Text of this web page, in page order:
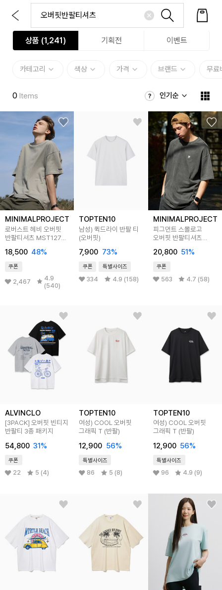
상품 (1,241 ) 기획전 이벤트
카테고리 색상 가격 브랜드 무료
0 Items 인기순
MINIMALPROJECT
로버스트 헤비 오버핏
반팔티셔츠 MST127
18,500 48%
쿠폰
2,467
4.9
(540)
TOPTEN10
남성) 퀵드라이 반팔 티
(오버핏)
7,900 73%
쿠폰 특별사이즈
334 4.9 (158)
MINIMALPROJECT
피그먼트 스몰로고
오버핏 반팔티셔츠
20,800 51%
쿠폰
563 4.7 (58)
ALVINCLO
[3PACK] 오버핏 빈티지
반팔티 3종 패키지
54,800 31%
쿠폰
22 5 (4)
TOPTEN10
여성) COOL 오버핏
그래픽 T (반팔)
12,900 56%
특별사이즈
86 5 (8)
TOPTEN10
여성) COOL 오버핏
그래픽 T (반팔)
12,900 56%
특별사이즈
96 4.9 (9)